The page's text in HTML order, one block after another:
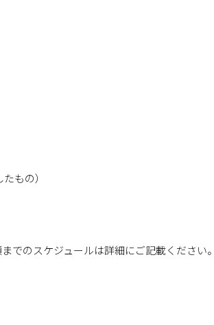
もの）
でのスケジュールは詳細にご記載ください。